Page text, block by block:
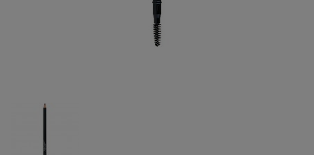
découvrir notre boutique et laissez-nous vous